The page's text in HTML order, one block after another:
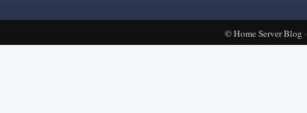
©Home Server Blog